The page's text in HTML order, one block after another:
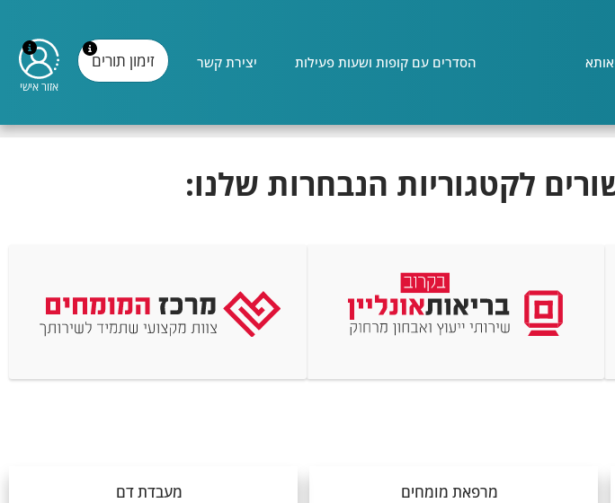
הסדרים עם קופות ושעות פעילות יצירת קשר זימון תורים
אזור אישי
לקטגוריות הנבחרות שלנו:
מרפאת מומחים מעבדת דם